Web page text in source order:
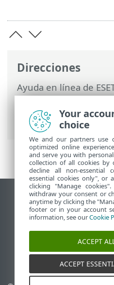
Direcciones
Ayuda en línea de
Encryption>
Encryption> Proceso
del cliente EFDE
Ver sitio para
End of Life
Base de conocimiento
Foro de ESET
ESET Status Portal
Soporte técnico
Your
choice
We and our partners use
optimized online
and serve you with
collection of all cookies by
decline all non-essential
essential cookies only", or
clicking "Manage
withdraw your consent or
anytime by clicking the
footer or in your account
information, see ourCookie
ACCEPT
ACCEPT